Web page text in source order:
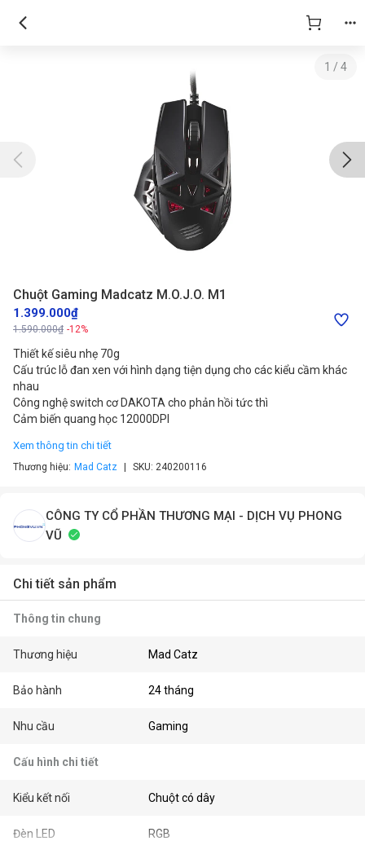
1 / 4
Chuột Gaming Madcatz M.O.J.O. M1
1.399.000₫
1.590.000₫ -12%
Thiết kế siêu nhẹ 70g
Cấu trúc lỗ đan xen với hình dạng tiện dụng cho các kiểu cầm khác
nhau
Công nghệ switch cơ DAKOTA cho phản hồi tức thì
Cảm biến quang học 12000DPI
Xem thông tin chi tiết
Thương hiệu: Mad Catz SKU: 240200116
CÔNG TY CỔ PHẦN THƯƠNG MẠI - DỊCH VỤ PHONG
VŨ
Chi tiết sản phẩm
Thông tin chung
Thương hiệu Mad Catz
Bảo hành 24 tháng
Nhu cầu Gaming
Cấu hình chi tiết
Kiểu kết nối Chuột có dây
Đèn LED RGB